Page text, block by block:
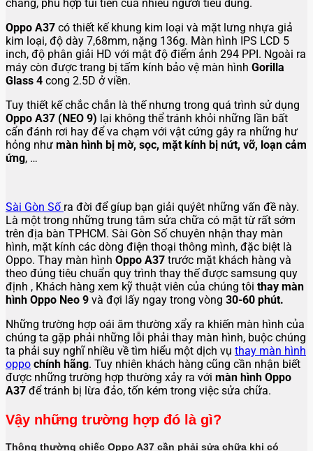
chăng, phù hợp túi tiền của nhiều người tiêu dùng.
Oppo A37 có thiết kế khung kim loại và mặt lưng nhựa giả
kim loại, độ dày 7,68mm, nặng 136g. Màn hình IPS LCD 5
inch, độ phân giải HD với mật độ điểm ảnh 294 PPI. Ngoài ra
máy còn được trang bị tấm kính bảo vệ màn hình Gorilla
Glass 4 cong 2.5D ở viền.
Tuy thiết kế chắc chắn là thế nhưng trong quá trình sử dụng
Oppo A37 (NEO 9) lại không thể tránh khỏi những lần bất
cẩn đánh rơi hay để va chạm với vật cứng gây ra những hư
hỏng như màn hình bị mờ, sọc, mặt kính bị nứt, vỡ, loạn cảm
ứng, …
Sài Gòn Số ra đời để gíup bạn giải quýêt những vấn đề này.
Là một trong những trung tâm sửa chữa có mặt từ rất sớm
trên địa bàn TPHCM. Sài Gòn Số chuyên nhận thay màn
hình, mặt kính các dòng điện thoại thông mình, đặc biệt là
Oppo. Thay màn hình Oppo A37 trước mặt khách hàng và
theo đúng tiêu chuẩn quy trình thay thế được samsung quy
định , Khách hàng xem kỹ thuật viên của chúng tôi thay màn
hình Oppo Neo 9 và đợi lấy ngay trong vòng 30-60 phút.
Những trường hợp oái ăm thường xẩy ra khiến màn hình của
chúng ta gặp phải những lỗi phải thay màn hình, buộc chúng
ta phải suy nghĩ nhiều về tìm hiểu một dịch vụ thay màn hình
oppo chính hãng. Tuy nhiên khách hàng cũng cần nhận biết
được những trường hợp thường xảy ra với màn hình Oppo
A37 để tránh bị lừa đảo, tốn kém trong việc sửa chữa.
Vậy những trường hợp đó là gì?
Thông thường chiếc Oppo A37 cần phải sửa chữa khi có